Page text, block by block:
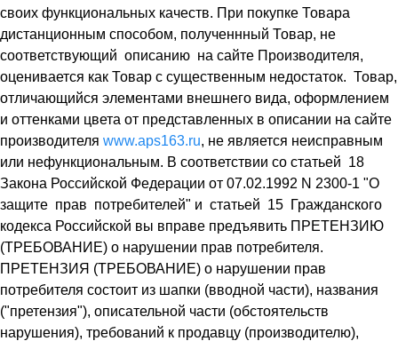
своих функциональных качеств. При покупке Товара
дистанционным способом, полученнный Товар, не
соответствующий описанию на сайте Производителя,
оценивается как Товар с существенным недостаток. Товар,
отличающийся элементами внешнего вида, оформлением
и оттенками цвета от представленных в описании на сайте
производителя www.aps163.ru, не является неисправным
или нефункциональным. В соответствии со статьей 18
Закона Российской Федерации от 07.02.1992 N 2300-1 "О
защите прав потребителей" и статьей 15 Гражданского
кодекса Российской вы вправе предъявить ПРЕТЕНЗИЮ
(ТРЕБОВАНИЕ) о нарушении прав потребителя.
ПРЕТЕНЗИЯ (ТРЕБОВАНИЕ) о нарушении прав
потребителя состоит из шапки (вводной части), названия
("претензия"), описательной части (обстоятельств
нарушения), требований к продавцу (производителю),